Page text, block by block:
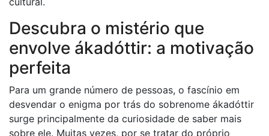
Descubra o mistério que
envolve ákadóttir: a motivação
perfeita
Para um grande número de pessoas, o fascínio em
desvendar o enigma por trás do sobrenome ákadóttir
surge principalmente da curiosidade de saber mais
sobre ele. Muitas vezes, por se tratar do próprio